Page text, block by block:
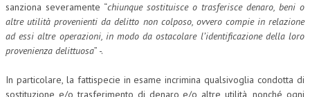
AUTORI
COLLABORA CON NOI
CORPORATE SOCIAL RESPONSIBILITY
sanziona severamente “chiunque sostituisce o trasferisce denaro, beni o
altre utilità provenienti da delitto non colposo, ovvero compie in relazione
ad essi altre operazioni, in modo da ostacolare l’identificazione della loro
provenienza delittuosa” -.
In particolare, la fattispecie in esame incrimina qualsivoglia condotta di
sostituzione e/o trasferimento di denaro e/o altre utilità, nonché ogni